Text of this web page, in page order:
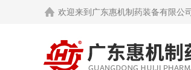
欢迎来到 广东惠机制药装备有限公